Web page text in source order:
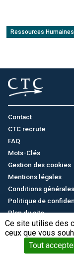
Ce site utilise des
ceux que vous
Tout
Ressources Humaines
Contact
CTC recrute
FAQ
Mots-Clés
Gestion des cookies
Mentions légales
Conditions
Politique de
Plan du site
English/中文